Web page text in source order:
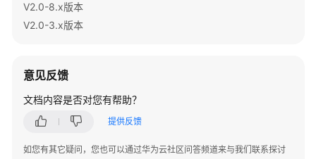
开
南
V2.0-8.x版本
V2.0-3.x版本
意见反馈
文档内容是否对您有帮助？
提供反馈
如您有其它疑问，您也可以通过华为云社区问答频道来与我们联系探讨